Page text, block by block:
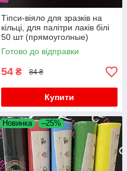
Тіпси-віяло для зразків на
кільці, для палітри лаків білі
50 шт (прямоуголные)
Готово до відправки
54 ₴ 84 ₴
Купити
Новинка –25%